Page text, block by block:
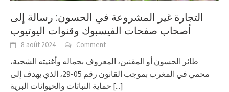
التجارة غير المشروعة في الحسون: رسالة إلى
أصحاب صفحات الفيسبوك وقنوات اليوتيوب
8 août 2024 Comment
طائر الحسون أو المقنين، المعروف بجماله وأغنيته الشجية،
محمي في المغرب بموجب القانون رقم 05-29، الذي يهدف إلى
[...]